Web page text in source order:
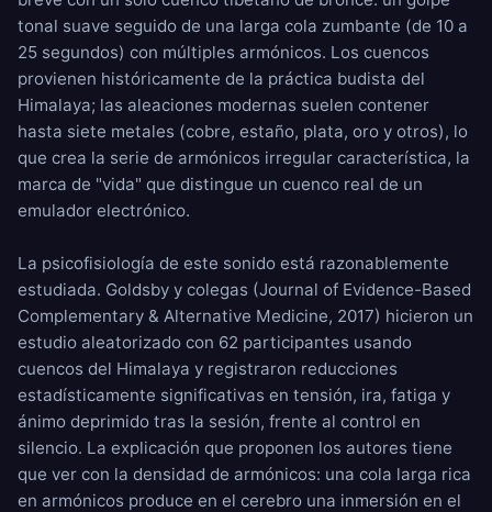
tonal suave seguido de una larga cola zumbante (de 10 a
25 segundos) con múltiples armónicos. Los cuencos
provienen históricamente de la práctica budista del
Himalaya; las aleaciones modernas suelen contener
hasta siete metales (cobre, estaño, plata, oro y otros), lo
que crea la serie de armónicos irregular característica, la
marca de "vida" que distingue un cuenco real de un
emulador electrónico.
La psicofisiología de este sonido está razonablemente
estudiada. Goldsby y colegas (Journal of Evidence-Based
Complementary & Alternative Medicine, 2017) hicieron un
estudio aleatorizado con 62 participantes usando
cuencos del Himalaya y registraron reducciones
estadísticamente significativas en tensión, ira, fatiga y
ánimo deprimido tras la sesión, frente al control en
silencio. La explicación que proponen los autores tiene
que ver con la densidad de armónicos: una cola larga rica
en armónicos produce en el cerebro una inmersión en el